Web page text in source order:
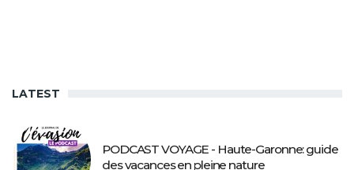
LATEST
PODCAST VOYAGE - Haute-Garonne: guide
des vacances en pleine nature